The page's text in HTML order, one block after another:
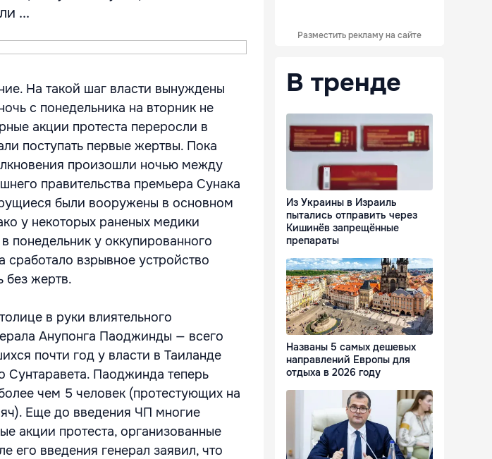
...
На такой шаг власти вынуждены
с понедельника на вторник не
акции протеста переросли в
поступать первые жертвы. Пока
произошли ночью между
правительства премьера Сунака
были вооружены в основном
у некоторых раненых медики
понедельник у оккупированного
сработало взрывное устройство
без жертв.
в руки влиятельного
Анупонга Паоджинды — всего
почти год у власти в Таиланде
Сунтаравета. Паоджинда теперь
чем 5 человек (протестующих на
Еще до введения ЧП многие
акции протеста, организованные
его введения генерал заявил, что
Разместить рекламу на сайте
В тренде
Из Украины в Израиль
пытались отправить через
Кишинёв запрещённые
препараты
Названы 5 самых дешевых
направлений Европы для
отдыха в 2026 году